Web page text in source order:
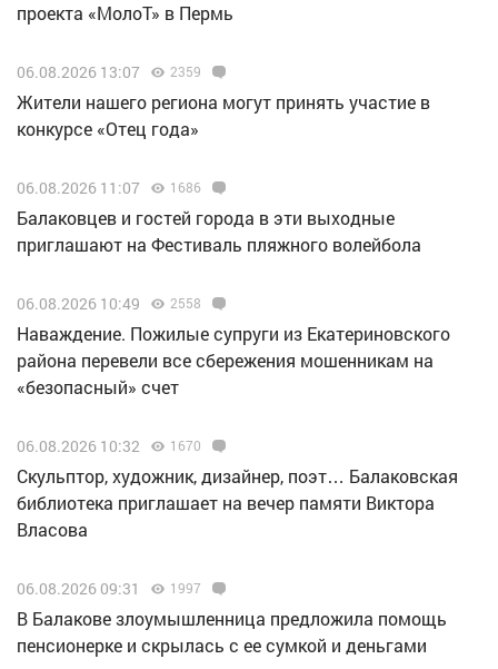
проекта «МолоТ» в Пермь
06.08.2026 13:07 2359
Жители нашего региона могут принять участие в
конкурсе «Отец года»
06.08.2026 11:07 1686
Балаковцев и гостей города в эти выходные
приглашают на Фестиваль пляжного волейбола
06.08.2026 10:49 2558
Наваждение. Пожилые супруги из Екатериновского
района перевели все сбережения мошенникам на
«безопасный» счет
06.08.2026 10:32 1670
Скульптор, художник, дизайнер, поэт… Балаковская
библиотека приглашает на вечер памяти Виктора
Власова
06.08.2026 09:31 1997
В Балакове злоумышленница предложила помощь
пенсионерке и скрылась с ее сумкой и деньгами